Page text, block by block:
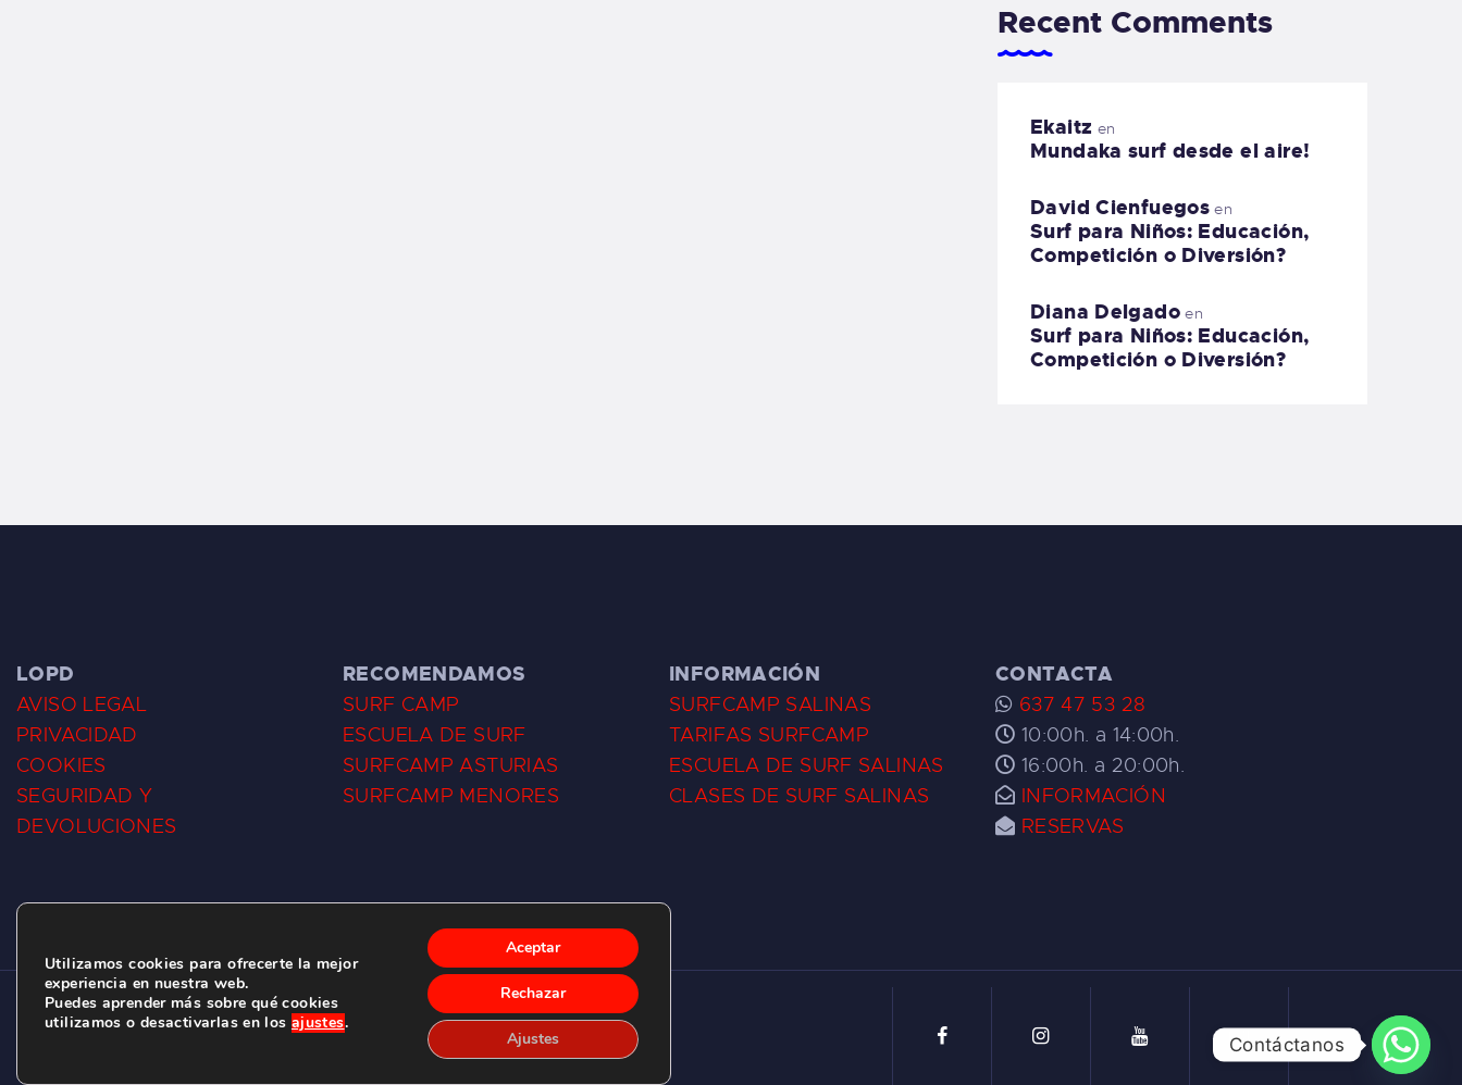
Recent Comments
Ekaitz en
Mundaka surf desde el aire!
David Cienfuegos en
Surf para Niños: Educación,
Competición o Diversión?
Diana Delgadoen
Surf para Niños: Educación,
Competición o Diversión?
LOPD
AVISO LEGAL
PRIVACIDAD
COOKIES
SEGURIDAD Y
DEVOLUCIONES
RECOMENDAMOS
SURF CAMP
ESCUELA DE SURF
SURFCAMP ASTURIAS
SURFCAMP MENORES
INFORMACIÓN
SURFCAMP SALINAS
TARIFAS SURFCAMP
ESCUELA DE SURF SALINAS
CLASES DE SURF SALINAS
CONTACTA
637 47 53 28
10:00h. a 14:00h.
16:00h. a 20:00h.
INFORMACIÓN
RESERVAS
CLUB DE SURF LAS DUNAS ©2026.
C/ BERNARDO ÁLVAREZ GALAN 1, SALINAS (ASTURIAS)
Utilizamos cookies para ofrecerte la mejor
experiencia en nuestra web.
Puedes aprender más sobre qué cookies
utilizamos o desactivarlas en los ajustes.
Aceptar
Rechazar
Ajustes Contáctanos